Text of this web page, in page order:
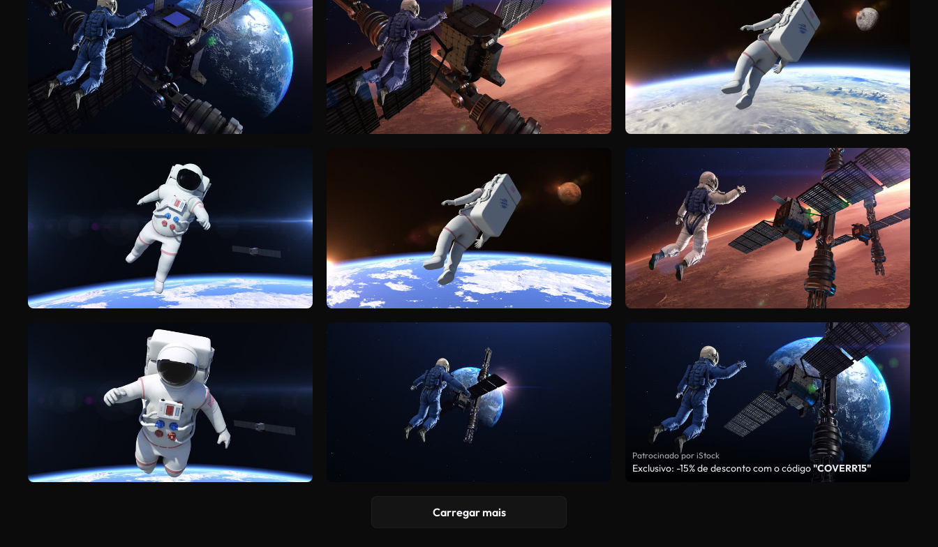
Patrocinado por iStock
Exclusivo: -15% de desconto com o código"COVERR15"
Carregar mais